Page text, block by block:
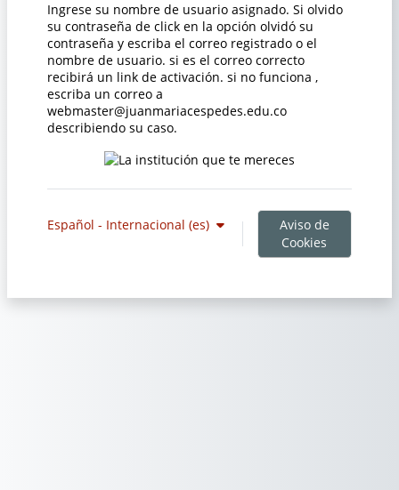
Ingrese su nombre de usuario asignado. Si olvido
su contraseña de click en la opción olvidó su
contraseña y escriba el correo registrado o el
nombre de usuario. si es el correo correcto
recibirá un link de activación. si no funciona ,
escriba un correo a
webmaster@juanmariacespedes.edu.co
describiendo su caso.
Español - Internacional ‎(es)‎
Aviso de
Cookies